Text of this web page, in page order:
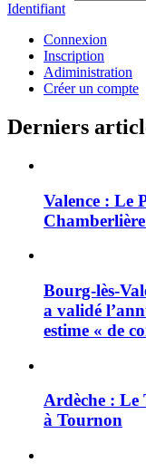
Identifiant
Connexion
Inscription
Adiministration
Créer un compte
Derniers
Valence : Le
Bourg-lès-
a validé
estime « de
Ardèche : Le
à Tournon